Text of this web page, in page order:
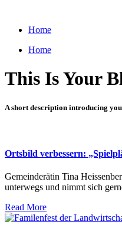
wechselnHome
Home
This Is Your
A short description introducing
Ortsbild verbessern:
Gemeinderätin Tina
unterwegs und nimmt sich
Read More